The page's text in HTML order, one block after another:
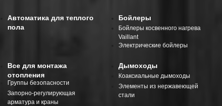
Автоматика для теплого
пола
Бойлеры
Бойлеры косвенного нагрева
Vaillant
Электрические бойлеры
Все для монтажа
отопления
Группы безопасности
Запорно-регулирующая
арматура и краны
Дымоходы
Коаксиальные дымоходы
Элементы из нержавеющей
стали